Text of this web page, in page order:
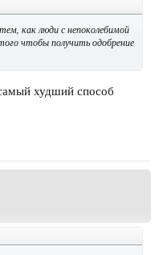
как люди с непоколебимой
чтобы получить одобрение
худший способ